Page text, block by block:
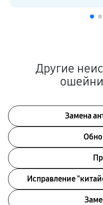
Другие
Замена
Исправление